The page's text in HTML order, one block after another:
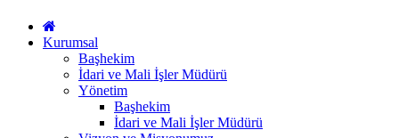
Kurumsal
Başhekim
İdari ve Mali İşler Müdürü
Yönetim
Başhekim
İdari ve Mali İşler Müdürü